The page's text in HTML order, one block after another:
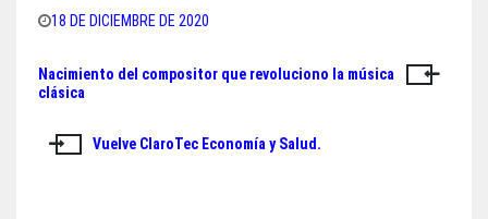
bo
ok
tt
er
ts
pp
18 DE DICIEMBRE DE 2020
Navegación
entradas
Nacimiento del compositor que revoluciono la música
clásica
Vuelve ClaroTec Economía y Salud.